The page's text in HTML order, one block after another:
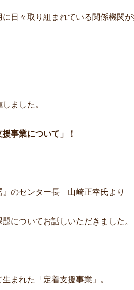
日々取り組まれている関係機関が
ました。
援事業について」！
』のセンター長 山崎正幸氏より
についてお話しいただきました。
まれた「定着支援事業」。